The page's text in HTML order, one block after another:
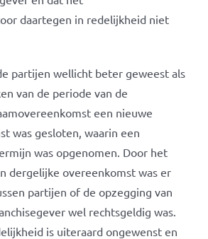
daartegen in redelijkheid niet
partijen wellicht beter geweest als
van de periode van de
een nieuwe
was gesloten, waarin een
was opgenomen. Door het
dergelijke overeenkomst was er
partijen of de opzegging van
wel rechtsgeldig was.
is uiteraard ongewenst en